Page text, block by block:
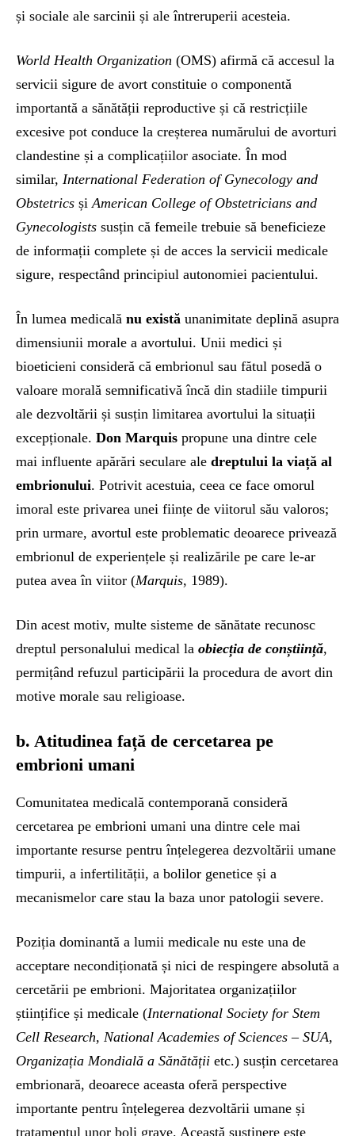
și sociale ale sarcinii și ale întreruperii acesteia.
World Health Organization (OMS) afirmă că accesul la
servicii sigure de avort constituie o componentă
importantă a sănătății reproductive și că restricțiile
excesive pot conduce la creșterea numărului de avorturi
clandestine și a complicațiilor asociate. În mod
similar, International Federation of Gynecology and
Obstetrics șiAmerican College of Obstetricians and
Gynecologists susțin că femeile trebuie să beneficieze
de informații complete și de acces la servicii medicale
sigure, respectând principiul autonomiei pacientului.
În lumea medicală nu există unanimitate deplină asupra
dimensiunii morale a avortului. Unii medici și
bioeticieni consideră că embrionul sau fătul posedă o
valoare morală semnificativă încă din stadiile timpurii
ale dezvoltării și susțin limitarea avortului la situații
excepționale. Don Marquis propune una dintre cele
mai influente apărări seculare ale dreptului la viață al
embrionului. Potrivit acestuia, ceea ce face omorul
imoral este privarea unei ființe de viitorul său valoros;
prin urmare, avortul este problematic deoarece privează
embrionul de experiențele și realizările pe care le-ar
putea avea în viitor (Marquis, 1989).
Din acest motiv, multe sisteme de sănătate recunosc
dreptul personalului medical la obiecția de conștiință,
permițând refuzul participării la procedura de avort din
motive morale sau religioase.
b. Atitudinea față de cercetarea pe
embrioni umani
Comunitatea medicală contemporană consideră
cercetarea pe embrioni umani una dintre cele mai
importante resurse pentru înțelegerea dezvoltării umane
timpurii, a infertilității, a bolilor genetice și a
mecanismelor care stau la baza unor patologii severe.
Poziția dominantă a lumii medicale nu este una de
acceptare necondiționată și nici de respingere absolută a
cercetării pe embrioni. Majoritatea organizațiilor
științifice și medicale (International Society for Stem
Cell Research, National Academies of Sciences – SUA,
Organizația Mondială a Sănătății etc.) susțin cercetarea
embrionară, deoarece aceasta oferă perspective
importante pentru înțelegerea dezvoltării umane și
tratamentul unor boli grave. Această susținere este